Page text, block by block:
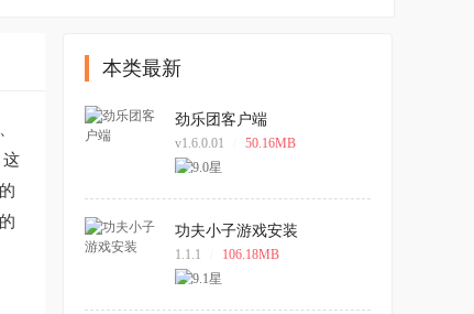
这
本类最新
劲乐团客户端
v1.6.0.01 50.16MB
功夫小子游戏安装
1.1.1 106.18MB